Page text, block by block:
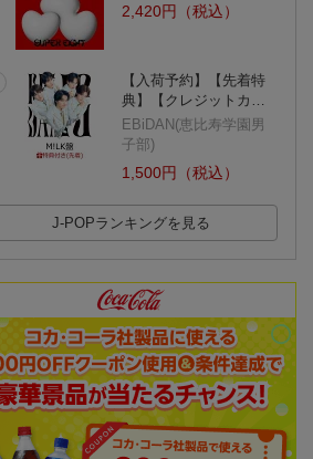
グッバイ・マイガー
ル
なんちゃらアイドル loves 豊田道倫
エポック
RIP SLYME
(23件)
2,420円（税込）
【入荷予約】【先着特
典】【クレジットカ…
EBiDAN(恵比寿学園男
子部)
1,500円（税込）
J-POPランキングを見る